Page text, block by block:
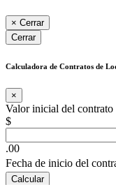
× Cerrar
Cerrar
Calculadora de Contratos de
×
Valor inicial del contrato
$
.00
Fecha de inicio del
Calcular